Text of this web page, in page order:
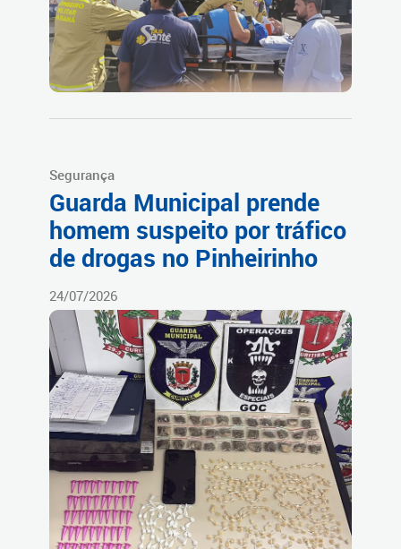
Segurança
Guarda Municipal prende
homem suspeito por tráfico
de drogas no Pinheirinho
24/07/2026